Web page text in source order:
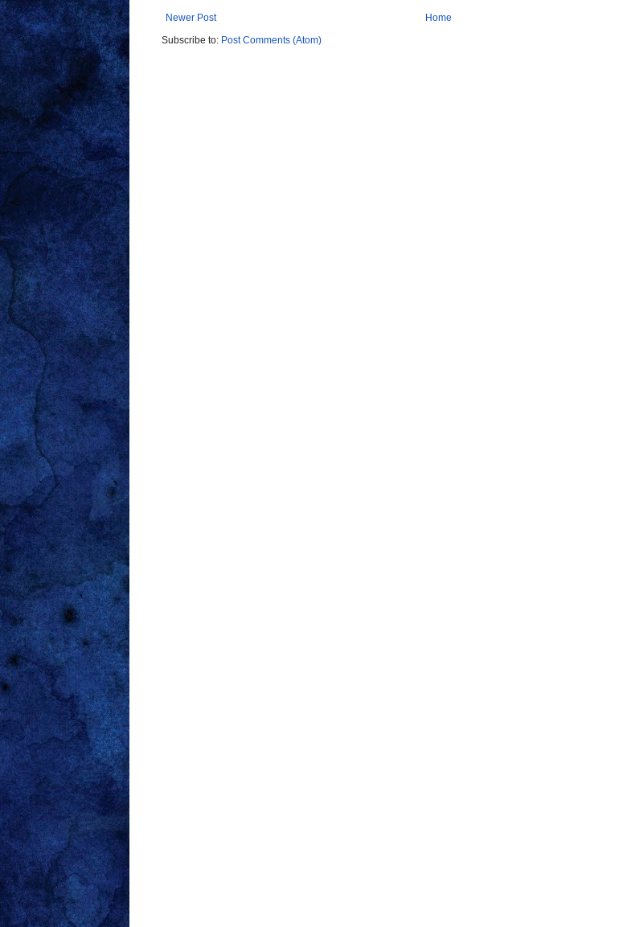
Newer Post
Home
Subscribe to: Post Comments (Atom)